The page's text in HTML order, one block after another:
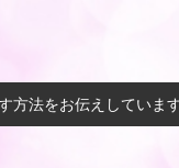
方法をお伝えしていま